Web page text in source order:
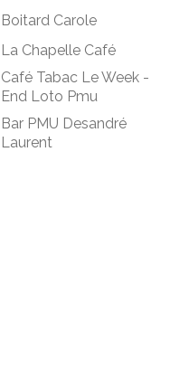
Boitard Carole
La Chapelle Café
Café Tabac Le Week -
End Loto Pmu
Bar PMU Desandré
Laurent